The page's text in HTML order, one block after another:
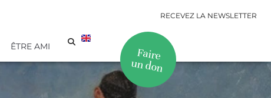
RECEVEZ LA NEWSLETTER
ÊTRE AMI Faire
un don